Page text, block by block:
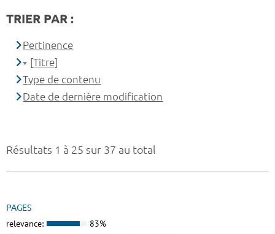
Résultats 1 à 25 sur 37 au total
PAGES
relevance: 83%
TRIER PAR :
Pertinence
[Titre]
Type de contenu
Date de dernière modification